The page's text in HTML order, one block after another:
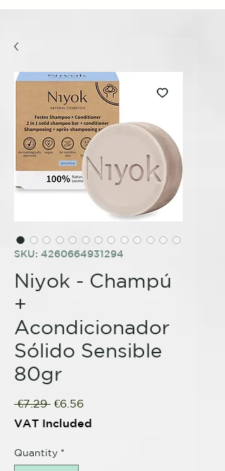
SKU: 4260664931294
Niyok - Champú
+
Acondicionador
Sólido Sensible
80gr
€7.29 Regular
Price
€6.56Sale
Price
VAT Included
Quantity *